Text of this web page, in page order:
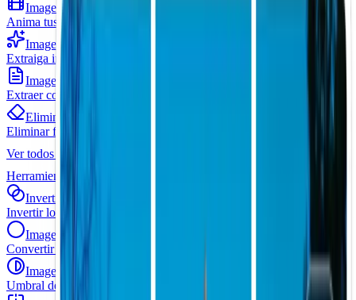
Imagen a vídeo
Anima tus imágenes y crea vídeos
Imagen a Prompt
Extraiga indicaciones de alta calidad de las imágenes existentes
Imagen a texto
Extraer contenido de texto de imágenes con OCR
Eliminador de fondo
Eliminar fondos de imagen al instante
Ver todos
Herramientas de imagen
Invertir imagen
Invertir los colores de la imagen en el navegador
Imagen en escala de grises
Convertir imágenes a escala de grises
Imagen Blanco Negro
Umbral de la imagen a blanco y negro puro